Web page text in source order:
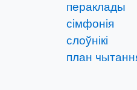
пераклады
сімфонія
слоўнікі
план